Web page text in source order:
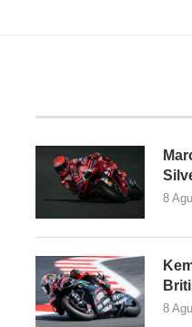
8
8